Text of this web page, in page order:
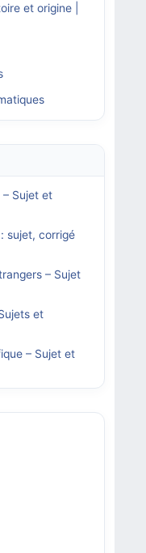
et origine |
Sujet et
sujet, corrigé
– Sujet
et
– Sujet et